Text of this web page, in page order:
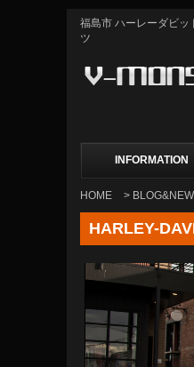
福島市 ハーレーダビッ
ツ
INFORMATION
HOME >
HARLEY-